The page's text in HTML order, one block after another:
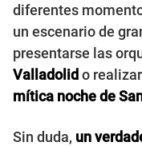
diferentes
un escenario de
presentarse las
Valladolido
mítica noche de
Sin duda, un